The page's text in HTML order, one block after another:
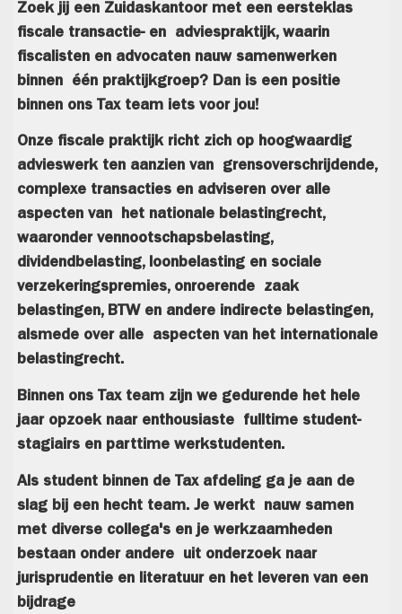
Zoek jij een Zuidaskantoor met een eersteklas
fiscale transactie- en adviespraktijk, waarin
fiscalisten en advocaten nauw samenwerken
binnen één praktijkgroep? Dan is een positie
binnen ons Tax team iets voor jou!
Onze fiscale praktijk richt zich op hoogwaardig
advieswerk ten aanzien van grensoverschrijdende,
complexe transacties en adviseren over alle
aspecten van het nationale belastingrecht,
waaronder vennootschapsbelasting,
dividendbelasting, loonbelasting en sociale
verzekeringspremies, onroerende zaak
belastingen, BTW en andere indirecte belastingen,
alsmede over alle aspecten van het internationale
belastingrecht.
Binnen ons Tax team zijn we gedurende het hele
jaar opzoek naar enthousiaste fulltime student-
stagiairs en parttime werkstudenten.
Als student binnen de Tax afdeling ga je aan de
slag bij een hecht team. Je werkt nauw samen
met diverse collega's en je werkzaamheden
bestaan onder andere uit onderzoek naar
jurisprudentie en literatuur en het leveren van een
bijdrage